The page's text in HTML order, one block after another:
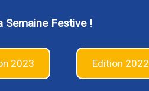
Semaine Festive !
2023 Edition 2022